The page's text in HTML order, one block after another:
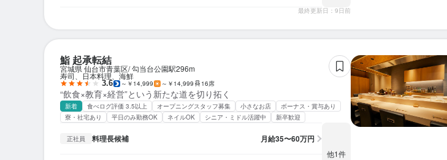
最終更新日：9日前
鮨 起承転結
宮城県 仙台市青葉区 勾当台公園駅296m
寿司、日本料理、海鮮
3.6 ～￥14,999 ～￥14,999 16席
“飲食×教育×経営”という新たな道を切り拓く
新着 食べログ評価 3.5以上 オープニングスタッフ募集 小さなお店
ボーナス・賞与あり
寮・社宅あり
平日のみ勤務OK ネイルOK シニア・ミドル活躍中 新卒歓迎
正社員 料理長候補 月給35〜60万円
他1件
求人を選択する
正社員 本部スタッフ
求人を選択する
ホールスタッフ
求人を選択する
正社員 ホールスタッフ
求人を選択する
求人を選択する
正社員 ホールスタッフ
求人を選択する
求人を選択する
正社員 ホールスタッフ
求人を選択する
正社員 調理師・調理スタッフ
求人を選択する
求人を選択する
求人を選択する
求人を選択する
求人を選択する
求人を選択する
求人を選択する
求人を選択する
求人を選択する
求人を選択する
求人を選択する
求人を選択する